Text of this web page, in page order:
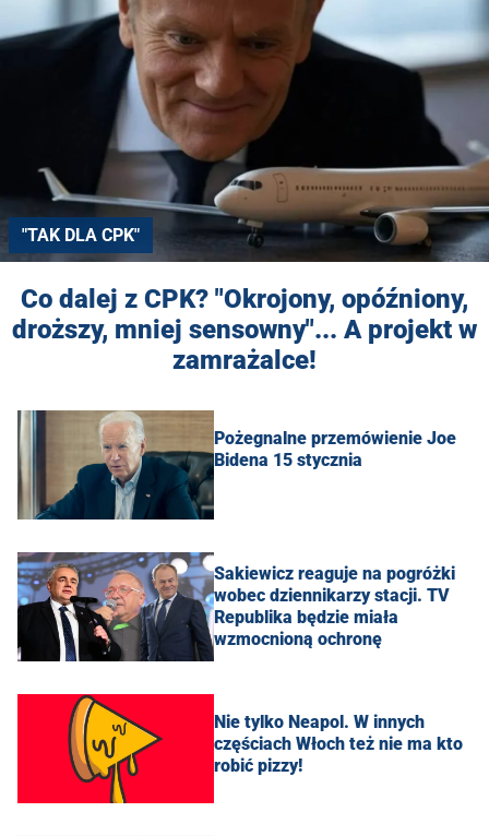
"TAK DLA CPK"
Co dalej z CPK? "Okrojony, opóźniony,
droższy, mniej sensowny"... A projekt w
zamrażalce!
Pożegnalne przemówienie Joe
Bidena 15 stycznia
Sakiewicz reaguje na pogróżki
wobec dziennikarzy stacji. TV
Republika będzie miała
wzmocnioną ochronę
Nie tylko Neapol. W innych
częściach Włoch też nie ma kto
robić pizzy!